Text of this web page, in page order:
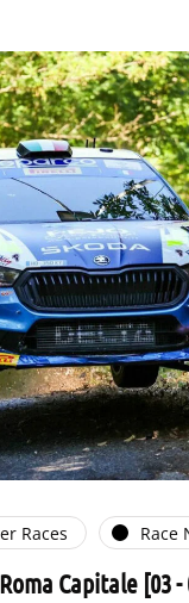
Races Race
Capitale [03 -